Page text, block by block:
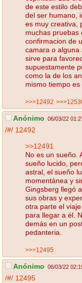
de este estilo
del ser humano,
es muy creativa,
muchas pruebas
confirmacion de
camara o alguna
sirve para
supuestamente
como la de los
mismo tiempo
>>>12492
Anónimo 06/03/22
/#/ 12492
>>12491
No es un sueño.
sueño lucido,
astral, el sueño
momentánea y
Gingsberg llegó
sus obras y
otra parte el
para llegar a él.
demás en un
pedanteria.
>>>12495
Anónimo 06/03/22
/#/ 12495